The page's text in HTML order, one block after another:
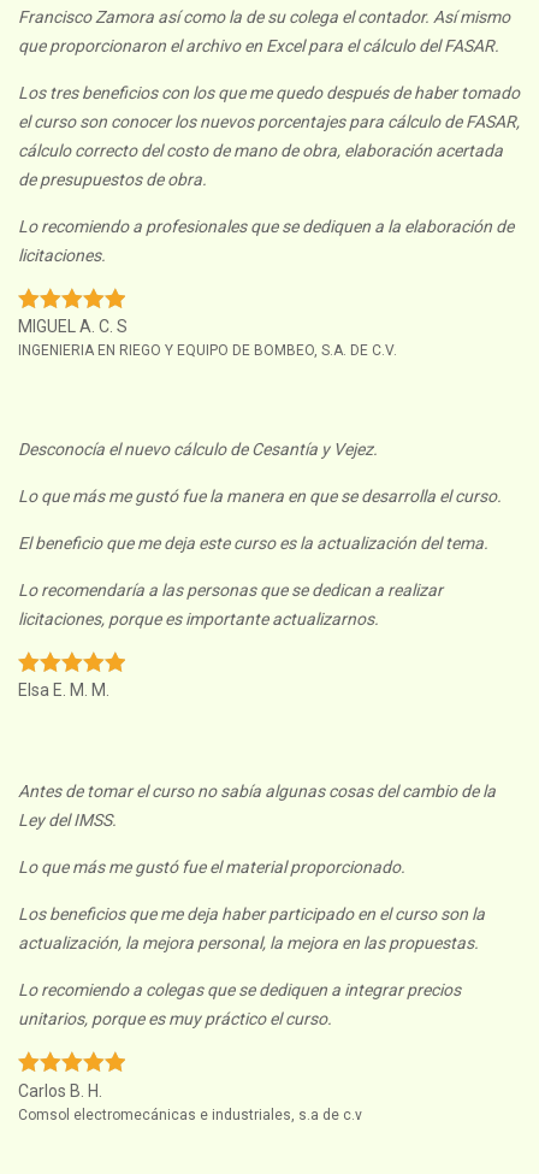
Francisco Zamora así como la de su colega el contador. Así mismo
que proporcionaron el archivo en Excel para el cálculo del FASAR.
Los tres beneficios con los que me quedo después de haber tomado
el curso son conocer los nuevos porcentajes para cálculo de FASAR,
cálculo correcto del costo de mano de obra, elaboración acertada
de presupuestos de obra.
Lo recomiendo a profesionales que se dediquen a la elaboración de
licitaciones.
MIGUEL A. C. S
INGENIERIA EN RIEGO Y EQUIPO DE BOMBEO, S.A. DE C.V.
Desconocía el nuevo cálculo de Cesantía y Vejez.
Lo que más me gustó fue la manera en que se desarrolla el curso.
El beneficio que me deja este curso es la actualización del tema.
Lo recomendaría a las personas que se dedican a realizar
licitaciones, porque es importante actualizarnos.
Elsa E. M. M.
Antes de tomar el curso no sabía algunas cosas del cambio de la
Ley del IMSS.
Lo que más me gustó fue el material proporcionado.
Los beneficios que me deja haber participado en el curso son la
actualización, la mejora personal, la mejora en las propuestas.
Lo recomiendo a colegas que se dediquen a integrar precios
unitarios, porque es muy práctico el curso.
Carlos B. H.
Comsol electromecánicas e industriales, s.a de c.v